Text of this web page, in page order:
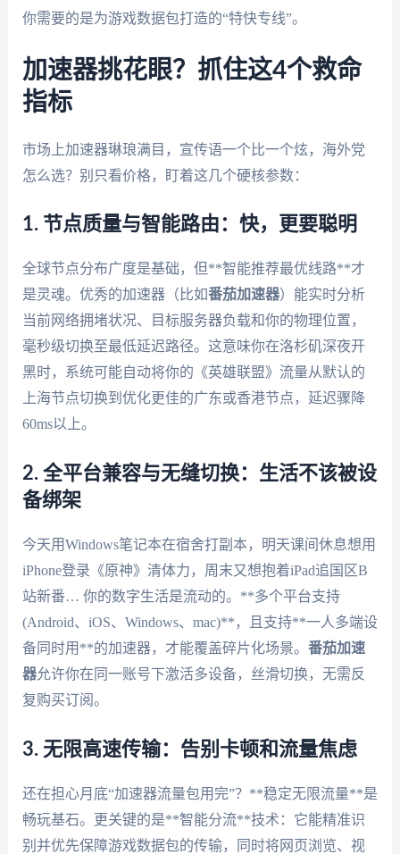
你需要的是为游戏数据包打造的“特快专线”。
加速器挑花眼？抓住这4个救命
指标
市场上加速器琳琅满目，宣传语一个比一个炫，海外党
怎么选？别只看价格，盯着这几个硬核参数：
1. 节点质量与智能路由：快，更要聪明
全球节点分布广度是基础，但**智能推荐最优线路**才
是灵魂。优秀的加速器（比如番茄加速器）能实时分析
当前网络拥堵状况、目标服务器负载和你的物理位置，
毫秒级切换至最低延迟路径。这意味你在洛杉矶深夜开
黑时，系统可能自动将你的《英雄联盟》流量从默认的
上海节点切换到优化更佳的广东或香港节点，延迟骤降
60ms以上。
2. 全平台兼容与无缝切换：生活不该被设
备绑架
今天用Windows笔记本在宿舍打副本，明天课间休息想用
iPhone登录《原神》清体力，周末又想抱着iPad追国区B
站新番… 你的数字生活是流动的。**多个平台支持
(Android、iOS、Windows、mac)**，且支持**一人多端设
备同时用**的加速器，才能覆盖碎片化场景。 番茄加速
器允许你在同一账号下激活多设备，丝滑切换，无需反
复购买订阅。
3. 无限高速传输：告别卡顿和流量焦虑
还在担心月底“加速器流量包用完”？**稳定无限流量**是
畅玩基石。更关键的是**智能分流**技术：它能精准识
别并优先保障游戏数据包的传输，同时将网页浏览、视